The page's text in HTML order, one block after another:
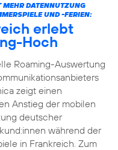
MEHR DATENNUTZUNG
UND -FERIEN:
erlebt
Hoch
Roaming-Auswertung
zeigt einen
Anstieg der mobilen
deutscher
während der
in Frankreich. Zum